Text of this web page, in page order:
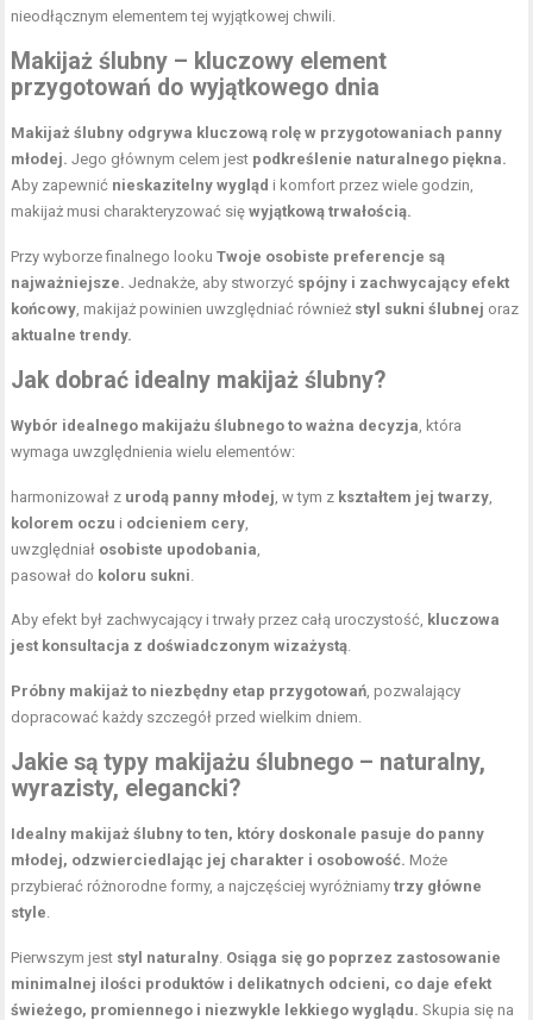
nieodłącznym elementem tej wyjątkowej chwili.
Makijaż ślubny – kluczowy element
przygotowań do wyjątkowego dnia
Makijaż ślubny odgrywa kluczową rolę w przygotowaniach panny
młodej. Jego głównym celem jest podkreślenie naturalnego piękna.
Aby zapewnić nieskazitelny wygląd i komfort przez wiele godzin,
makijaż musi charakteryzować sięwyjątkową trwałością.
Przy wyborze finalnego lookuTwoje osobiste preferencje są
najważniejsze. Jednakże, aby stworzyć spójny i zachwycający efekt
końcowy , makijaż powinien uwzględniać również styl sukni ślubnej oraz
aktualne trendy.
Jak dobrać idealny makijaż ślubny?
Wybór idealnego makijażu ślubnego to ważna decyzja , która
wymaga uwzględnienia wielu elementów:
harmonizował z urodą panny młodej , w tym z kształtem jej twarzy
kolorem oczu i odcieniem cery
uwzględniał osobiste upodobania
pasował do koloru sukni
Aby efekt był zachwycający i trwały przez całą uroczystość, kluczowa
jest konsultacja z doświadczonym wizażystą
Próbny makijaż to niezbędny etap przygotowań , pozwalający
dopracować każdy szczegół przed wielkim dniem.
Jakie są typy makijażu ślubnego – naturalny,
wyrazisty, elegancki?
Idealny makijaż ślubny to ten, który doskonale pasuje do panny
młodej, odzwierciedlając jej charakter i osobowość. Może
przybierać różnorodne formy, a najczęściej wyróżniamytrzy główne
style
Pierwszym jest styl naturalny Osiąga się go poprzez zastosowanie
minimalnej ilości produktów i delikatnych odcieni, co daje efekt
świeżego, promiennego i niezwykle lekkiego wyglądu. Skupia się na